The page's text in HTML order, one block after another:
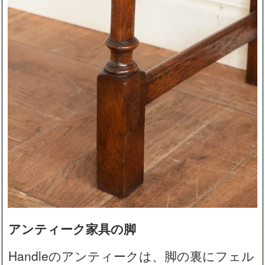
アンティーク家具の脚
Handleのアンティークは、脚の裏にフェル